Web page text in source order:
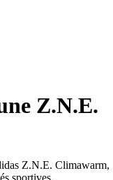
Z.N.E.
Z.N.E. Climawarm,